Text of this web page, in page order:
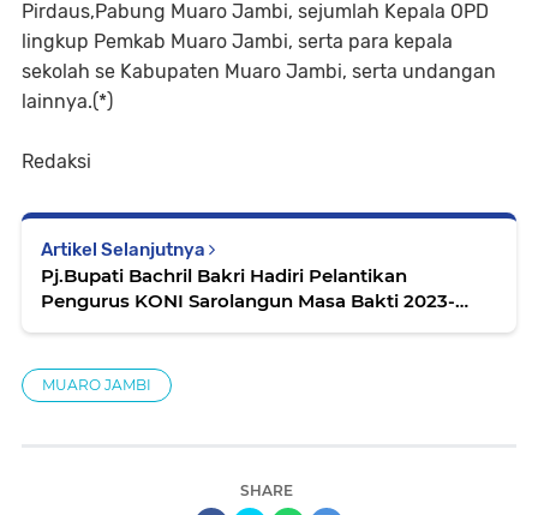
Pirdaus,Pabung Muaro Jambi, sejumlah Kepala OPD
lingkup Pemkab Muaro Jambi, serta para kepala
sekolah se Kabupaten Muaro Jambi, serta undangan
lainnya.(*)
Redaksi
Artikel Selanjutnya
Pj.Bupati Bachril Bakri Hadiri Pelantikan
Pengurus KONI Sarolangun Masa Bakti 2023-
MUARO JAMBI
SHARE